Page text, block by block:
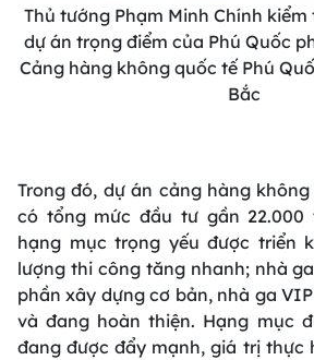
Thủ tướng Phạm Minh Chính
dự án trọng điểm của Phú Quốc
Cảng hàng không quốc tế Phú
Bắc
Trong đó, dự án cảng hàng
có tổng mức đầu tư gần 22.000
hạng mục trọng yếu được triển
lượng thi công tăng nhanh; nhà
phần xây dựng cơ bản, nhà ga
và đang hoàn thiện. Hạng mục
đang được đẩy mạnh, giá trị thực